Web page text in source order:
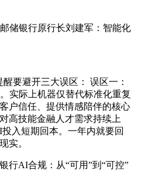
储银行原行长刘建军：智能化
要避开三大误区： 误区一：
实际上机器仅替代标准化重复
户信任、提供情感陪伴的核心
高技能金融人才需求持续上
入短期回本。一年内就要回
实。
行AI合规：从“可用”到“可控”